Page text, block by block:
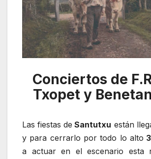
Conciertos de
Txopet y
Las fiestas de Santutxu están
y para cerrarlo por todo lo alto
a actuar en el escenario esta